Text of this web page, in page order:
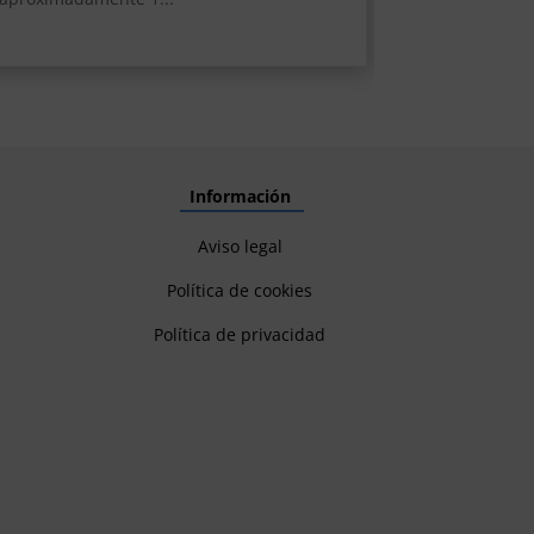
Información
Aviso legal
Política de cookies
Política de privacidad